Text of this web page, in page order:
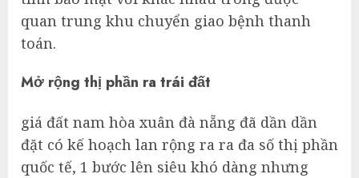
quan trung khu chuyển giao bệnh thanh
toán.
Mở rộng thị phần ra trái đất
giá đất nam hòa xuân đà nẵng đã dần dần
đặt có kế hoạch lan rộng ra ra đa số thị phần
quốc tế, 1 bước lên siêu khó dàng nhưng